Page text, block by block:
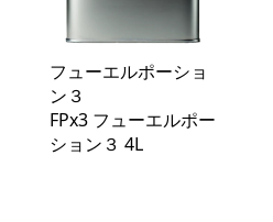
フューエルポーショ
ン３
FPx3 フューエルポー
ション３ 4L